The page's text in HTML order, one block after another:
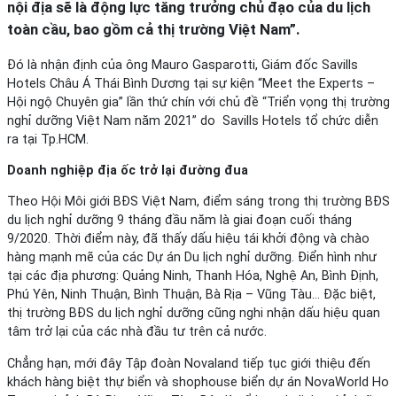
nội địa sẽ là động lực tăng trưởng chủ đạo của du lịch
toàn cầu, bao gồm cả thị trường Việt Nam”.
Đó là nhận định của ông Mauro Gasparotti, Giám đốc Savills
Hotels Châu Á Thái Bình Dương tại sự kiện “Meet the Experts –
Hội ngộ Chuyên gia” lần thứ chín với chủ đề “Triển vọng thị trường
nghỉ dưỡng Việt Nam năm 2021” do Savills Hotels tổ chức diễn
ra tại Tp.HCM.
Doanh nghiệp địa ốc trở lại đường đua
Theo Hội Môi giới BĐS Việt Nam, điểm sáng trong thị trường BĐS
du lịch nghỉ dưỡng 9 tháng đầu năm là giai đoạn cuối tháng
9/2020. Thời điểm này, đã thấy dấu hiệu tái khởi động và chào
hàng mạnh mẽ của các Dự án Du lịch nghỉ dưỡng. Điển hình như
tại các địa phương: Quảng Ninh, Thanh Hóa, Nghệ An, Bình Định,
Phú Yên, Ninh Thuận, Bình Thuận, Bà Rịa – Vũng Tàu… Đặc biệt,
thị trường BĐS du lịch nghỉ dưỡng cũng nghi nhận dấu hiệu quan
tâm trở lại của các nhà đầu tư trên cả nước.
Chẳng hạn, mới đây Tập đoàn Novaland tiếp tục giới thiệu đến
khách hàng biệt thự biển và shophouse biển dự án NovaWorld Ho